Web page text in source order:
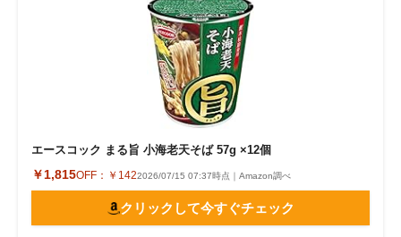
エースコック まる旨 小海老天そば 57g ×12個
￥1,815OFF： ￥1422026/07/15 07:37時点｜Amazon調べ
クリックして今すぐチェック